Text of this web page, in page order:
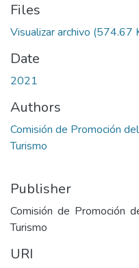
Files
Visualizar archivo (574.67
Date
2021
Authors
Comisión de Promoción
Turismo
Publisher
Comisión de Promoción
Turismo
URI